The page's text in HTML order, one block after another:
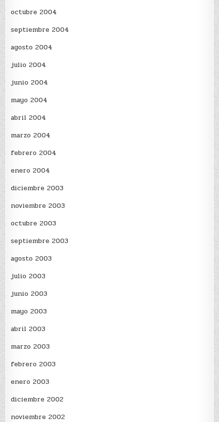
octubre 2004
septiembre 2004
agosto 2004
julio 2004
junio 2004
mayo 2004
abril 2004
marzo 2004
febrero 2004
enero 2004
diciembre 2003
noviembre 2003
octubre 2003
septiembre 2003
agosto 2003
julio 2003
junio 2003
mayo 2003
abril 2003
marzo 2003
febrero 2003
enero 2003
diciembre 2002
noviembre 2002